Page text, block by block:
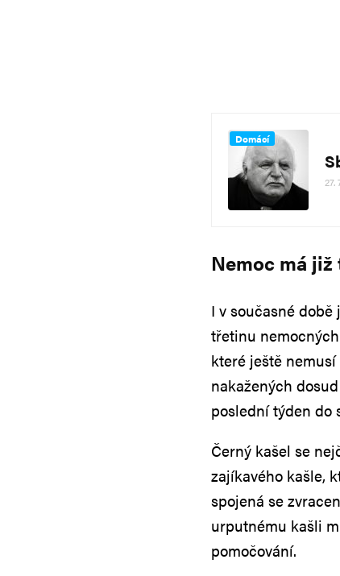
Domácí
27.
Nemoc má
I v současné době
třetinu
které ještě
nakažených
poslední týden do
Černý kašel se
zajíkavého kašle,
spojená se
urputnému kašli
pomočování.